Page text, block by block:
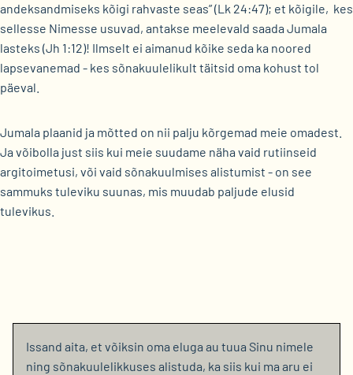
andeksandmiseks kõigi rahvaste seas” (Lk 24:47); et kõigile, kes
sellesse Nimesse usuvad, antakse meelevald saada Jumala
lasteks (Jh 1:12)! Ilmselt ei aimanud kõike seda ka noored
lapsevanemad - kes sõnakuulelikult täitsid oma kohust tol
päeval.
Jumala plaanid ja mõtted on nii palju kõrgemad meie omadest.
Ja võibolla just siis kui meie suudame näha vaid rutiinseid
argitoimetusi, või vaid sõnakuulmises alistumist - on see
sammuks tuleviku suunas, mis muudab paljude elusid
tulevikus.
Issand aita, et võiksin oma eluga au tuua Sinu nimele
ning sõnakuulelikkuses alistuda, ka siis kui ma aru ei